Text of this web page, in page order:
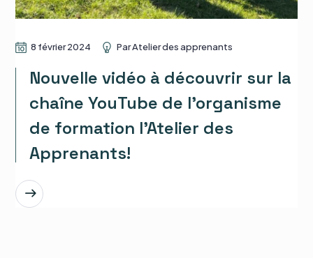
8 février 2024 ParAtelier des apprenants
Nouvelle vidéo à découvrir sur la
chaîne YouTube de l’organisme
de formation l’Atelier des
Apprenants!